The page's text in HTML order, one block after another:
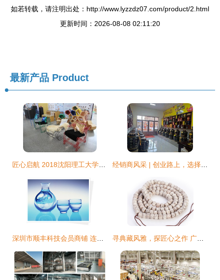
如若转载，请注明出处：http://www.lyzzdz07.com/product/2.html
更新时间：2026-08-08 02:11:20
最新产品 Product